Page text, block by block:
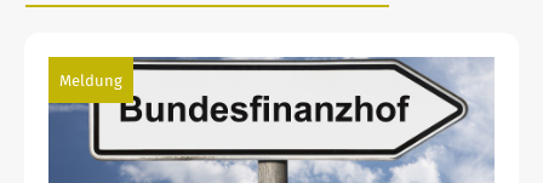
Meldung